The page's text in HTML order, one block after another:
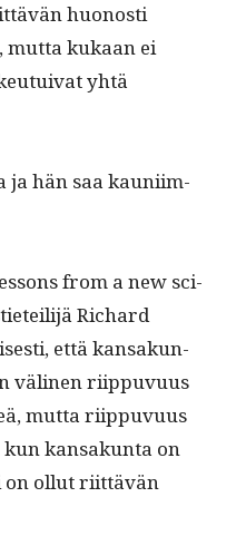
huonos­ti
kukaan ei
yhtä
ja hän saa kau­ni­im­
from a new sci­
Richard
että kansakun­
väli­nen riip­pu­vu­us
mut­ta riip­pu­vu­us
kansakun­ta on
on ollut riit­tävän